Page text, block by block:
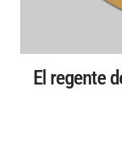
El regente